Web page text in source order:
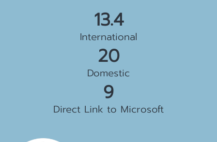
15.5 Gbps
International
23 Gbps
Domestic
10 Gbps
Direct Link to Microsoft